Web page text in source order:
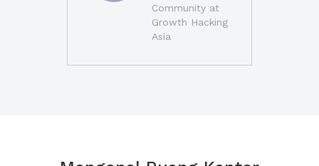
Community at
Growth Hacking
Asia